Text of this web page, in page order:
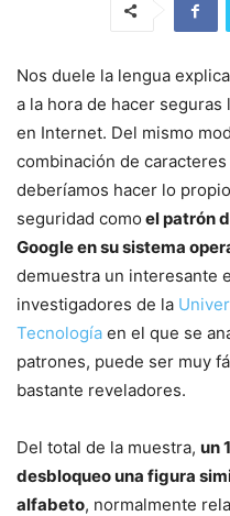
Nos duele la lengua
a la hora de hacer
en Internet. Del mismo
combinación de
deberíamos hacer lo
seguridad como el patrón
Google en su sistema
demuestra un interesante
investigadores de la
Tecnología en el que se
patrones, puede ser muy
bastante reveladores.
Del total de la muestra, un
desbloqueo una figura
alfabeto, normalmente